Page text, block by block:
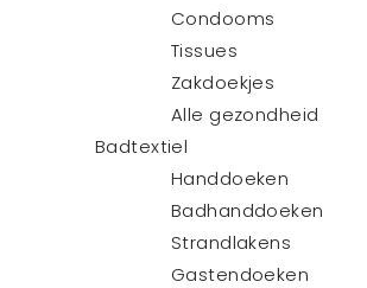
Condooms
Tissues
Zakdoekjes
Alle gezondheid
Badtextiel
Handdoeken
Badhanddoeken
Strandlakens
Gastendoeken